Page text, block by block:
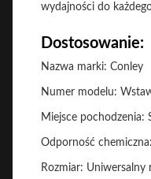
wydajności do
Dostosowanie:
Nazwa marki: Conley
Numer modelu:
Miejsce pochodzenia:
Odporność
Rozmiar: